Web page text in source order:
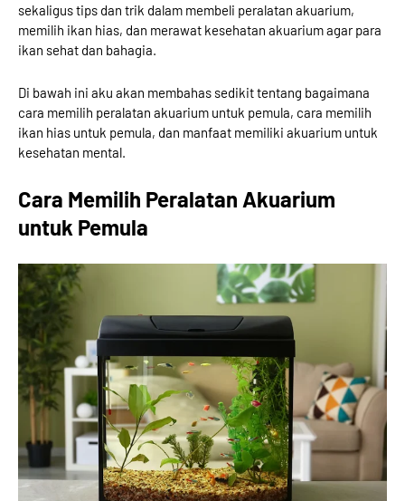
sekaligus tips dan trik dalam membeli peralatan akuarium,
memilih ikan hias, dan merawat kesehatan akuarium agar para
ikan sehat dan bahagia.
Di bawah ini aku akan membahas sedikit tentang bagaimana
cara memilih peralatan akuarium untuk pemula, cara memilih
ikan hias untuk pemula, dan manfaat memiliki akuarium untuk
kesehatan mental.
Cara Memilih Peralatan Akuarium
untuk Pemula